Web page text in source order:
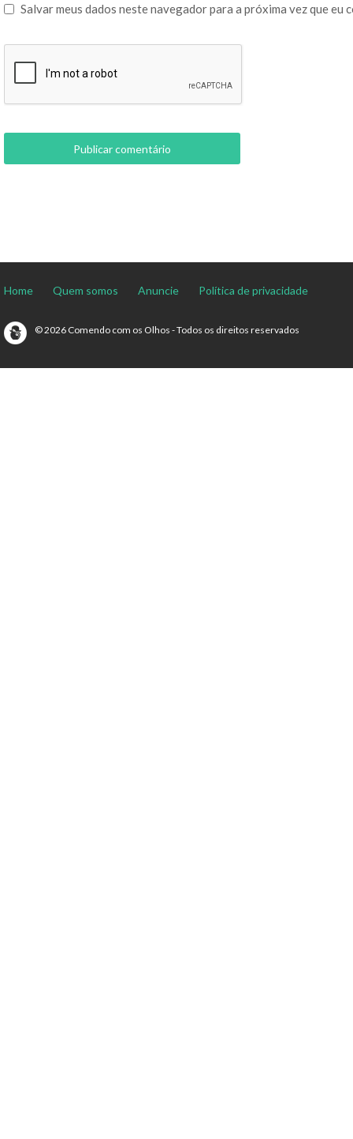
Salvar meus dados neste navegador para a próxima vez que eu
Home Quem somos Anuncie Política de privacidade
© 2026 Comendo com os Olhos - Todos os direitos reservados